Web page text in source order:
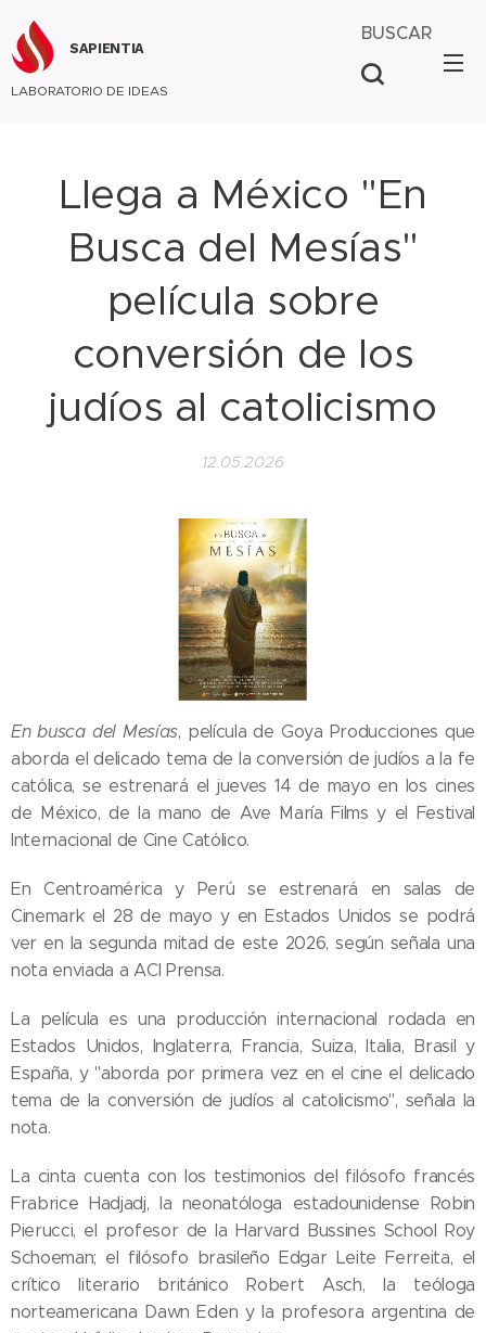
SAPIENTIA
LABORATORIO DE IDEAS
BUSCAR
Llega a México "En
Busca del Mesías"
película sobre
conversión de los
judíos al catolicismo
12.05.2026
En busca del Mesías, película de Goya Producciones que
aborda el delicado tema de la conversión de judíos a la fe
católica, se estrenará el jueves 14 de mayo en los cines
de México, de la mano de Ave María Films y el Festival
Internacional de Cine Católico.
En Centroamérica y Perú se estrenará en salas de
Cinemark el 28 de mayo y en Estados Unidos se podrá
ver en la segunda mitad de este 2026, según señala una
nota enviada a ACI Prensa.
La película es una producción internacional rodada en
Estados Unidos, Inglaterra, Francia, Suiza, Italia, Brasil y
España, y "aborda por primera vez en el cine el delicado
tema de la conversión de judíos al catolicismo", señala la
nota.
La cinta cuenta con los testimonios del filósofo francés
Frabrice Hadjadj, la neonatóloga estadounidense Robin
Pierucci, el profesor de la Harvard Bussines School Roy
Schoeman; el filósofo brasileño Edgar Leite Ferreita, el
crítico literario británico Robert Asch, la teóloga
norteamericana Dawn Eden y la profesora argentina de